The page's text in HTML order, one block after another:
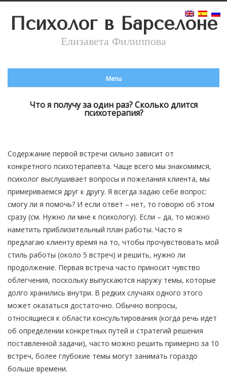
Психолог в Барселоне
Елизавета Филиппова
Menu
Что я получу за один раз? Сколько длится
психотерапия?
Содержание первой встречи сильно зависит от
конкретного психотерапевта. Чаще всего мы знакомимся,
психолог выслушивает вопросы и пожелания клиента, мы
примериваемся друг к другу. Я всегда задаю себе вопрос:
смогу ли я помочь? И если ответ – нет, то говорю об этом
сразу (см. Нужно ли мне к психологу). Если – да, то можно
наметить приблизительный план работы. Часто я
предлагаю клиенту время на то, чтобы прочувствовать мой
стиль работы (около 5 встреч) и решить, нужно ли
продолжение. Первая встреча часто приносит чувство
облегчения, поскольку выпускаются наружу темы, которые
долго хранились внутри. В редких случаях одного этого
может оказаться достаточно. Обычно вопросы,
относящиеся к области консультирования (когда речь идет
об определении конкретных путей и стратегий решения
поставленной задачи), часто можно решить примерно за 10
встреч, более глубокие темы могут занимать гораздо
больше времени.